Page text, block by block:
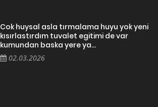
Cok huysal asla tırmalama huyu yok yeni
kısırlastırdım tuvalet egitimi de var
kumundan baska yere ya...
02.03.2026